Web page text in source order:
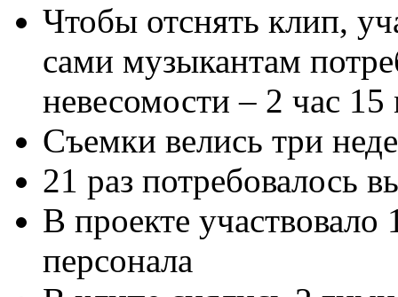
Чтобы отснять клип,
сами музыкантам
невесомости – 2 час 15
Съемки велись три
21 раз потребовалось
В проекте участвовало
персонала